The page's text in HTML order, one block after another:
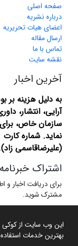
این وب سایت از کوکی
بهترین خدمات
صفحه اصلی
درباره نشریه
اعضای هیات تحریریه
ارسال مقاله
تماس با ما
نقشه سایت
آخرین اخبار
به دلیل هزینه بر
آرایی، انتشار،
سازمان خاص،
نماید.
(علیرضاقاسمی
اشتراک خبرنامه
برای دریافت اخبار و
مشترک شوید.